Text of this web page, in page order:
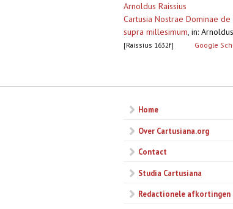
Arnoldus Raissius
Cartusia Nostrae Dominae
supra millesimum, in:
[Raissius 1632f] Google
Home
Over Cartusiana.org
Contact
Studia Cartusiana
Redactionele afkortingen